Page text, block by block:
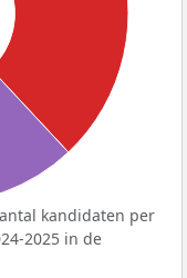
kandidaten per
2025 in de